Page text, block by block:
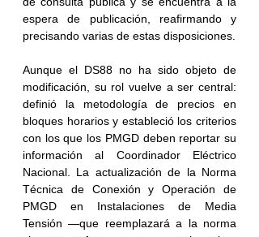
espera de publicación, reafirmando y
precisando varias de estas disposiciones.
Aunque el DS88 no ha sido objeto de
modificación, su rol vuelve a ser central:
definió la metodología de precios en
bloques horarios y estableció los criterios
con los que los PMGD deben reportar su
información al Coordinador Eléctrico
Nacional. La actualización de la Norma
Técnica de Conexión y Operación de
PMGD en Instalaciones de Media
Tensión —que reemplazará a la norma